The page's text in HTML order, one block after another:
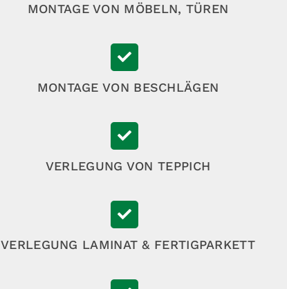
MONTAGE VON MÖBELN, TÜREN
MONTAGE VON BESCHLÄGEN
VERLEGUNG VON TEPPICH
VERLEGUNG LAMINAT & FERTIGPARKETT